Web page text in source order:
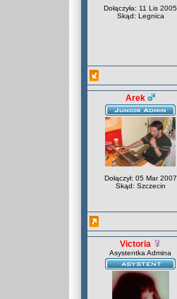
Dołączyła: 11 Lis 2005
Skąd: Legnica
Arek
Dołączył: 05 Mar 2007
Skąd: Szczecin
Victoria
Asystentka Admina